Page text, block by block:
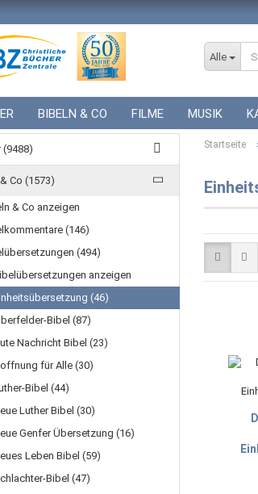
Alle
BIBELN & CO FILME MUSIK
GESCHENKE
Startseite
(9488)
Co (1573)
& Co anzeigen
(146)
(494)
anzeigen
(46)
Bibel (87)
Nachricht Bibel (23)
für Alle (30)
Bibel (44)
Luther Bibel (30)
Genfer Übersetzung (16)
Leben Bibel (59)
Bibel (47)